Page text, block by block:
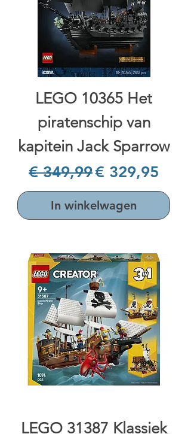
LEGO 10365 Het
piratenschip van
kapitein Jack Sparrow
Normale prijs
€ 349,99Verkoopprijs
€ 329,95
In winkelwagen
LEGO 31387 Klassiek